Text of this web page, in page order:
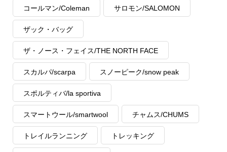
コールマン/Coleman サロモン/SALOMON
ザック・バッグ
ザ・ノース・フェイス/THE NORTH FACE
スカルパ/scarpa スノーピーク/snow peak
スポルティバ/la sportiva
スマートウール/smartwool チャムス/CHUMS
トレイルランニング トレッキング